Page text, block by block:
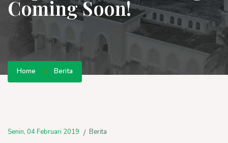
Coming Soon!
Home Berita
Senin, 04 Februari 2019 / Berita